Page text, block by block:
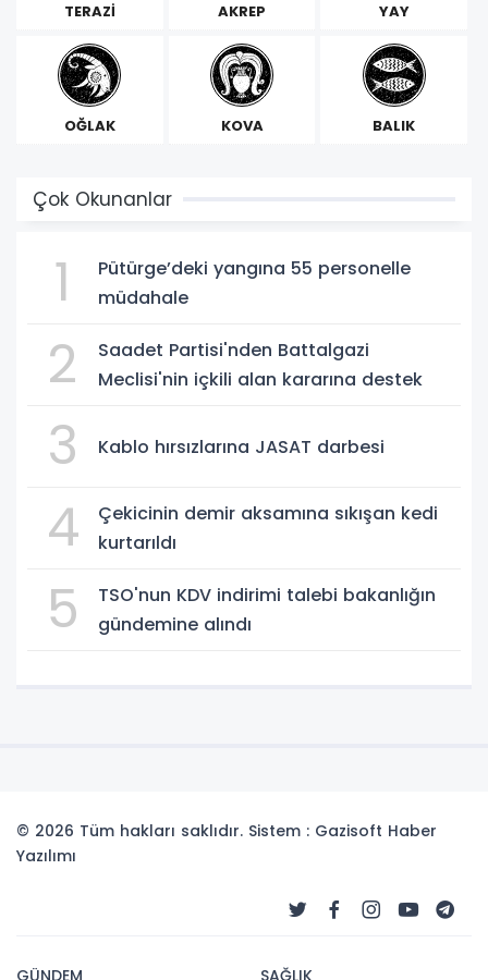
TERAZİ AKREP YAY
OĞLAK KOVA BALIK
Çok Okunanlar
1
Pütürge’deki yangına 55 personelle
müdahale
2
Saadet Partisi'nden Battalgazi
Meclisi'nin içkili alan kararına destek
3 Kablo hırsızlarına JASAT darbesi
4
Çekicinin demir aksamına sıkışan kedi
kurtarıldı
5
TSO'nun KDV indirimi talebi bakanlığın
gündemine alındı
© 2026 Tüm hakları saklıdır. Sistem : Gazisoft Haber
Yazılımı